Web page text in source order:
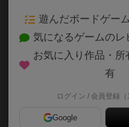
メガチ
15～30分
ショタからイケオジまで、ステ
遊んだボードゲー
気になるゲームのレ
お気に入り作品・所
有
ログイン / 会員登録（
Google